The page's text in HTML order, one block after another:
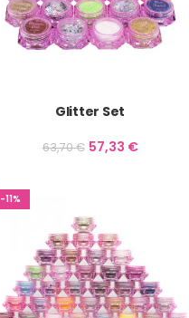
Glitter Set
63,70€ 57,33 €
-11%